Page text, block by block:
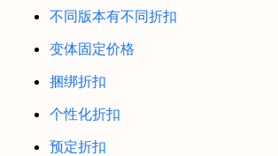
不同版本有不同折扣
变体固定价格
捆绑折扣
个性化折扣
预定折扣